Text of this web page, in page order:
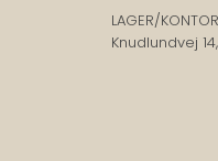
LAGER/KONTOR
Knudlundvej